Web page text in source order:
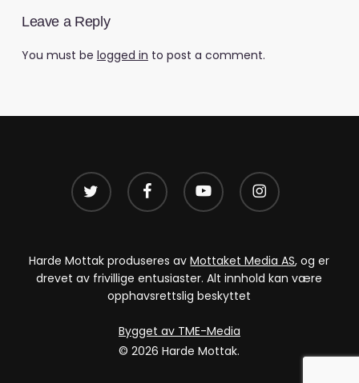
Leave a Reply
You must be logged in to post a comment.
twitter facebook youtube instagram
Harde Mottak produseres avMottaket Media AS, og er
drevet av frivillige entusiaster. Alt innhold kan være
opphavsrettslig beskyttet
Bygget av TME-Media
© 2026 Harde Mottak.